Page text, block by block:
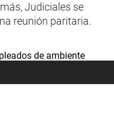
Judiciales se
reunión paritaria.